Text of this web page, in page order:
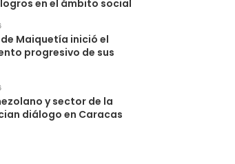
en el ámbito social
Maiquetía inició el
progresivo de sus
y sector de la
diálogo en Caracas